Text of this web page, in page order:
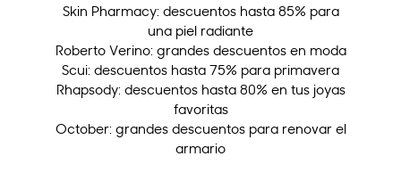
Skin Pharmacy: descuentos hasta 85% para
una piel radiante
Roberto Verino: grandes descuentos en moda
Scui: descuentos hasta 75% para primavera
Rhapsody: descuentos hasta 80% en tus joyas
favoritas
October: grandes descuentos para renovar el
armario